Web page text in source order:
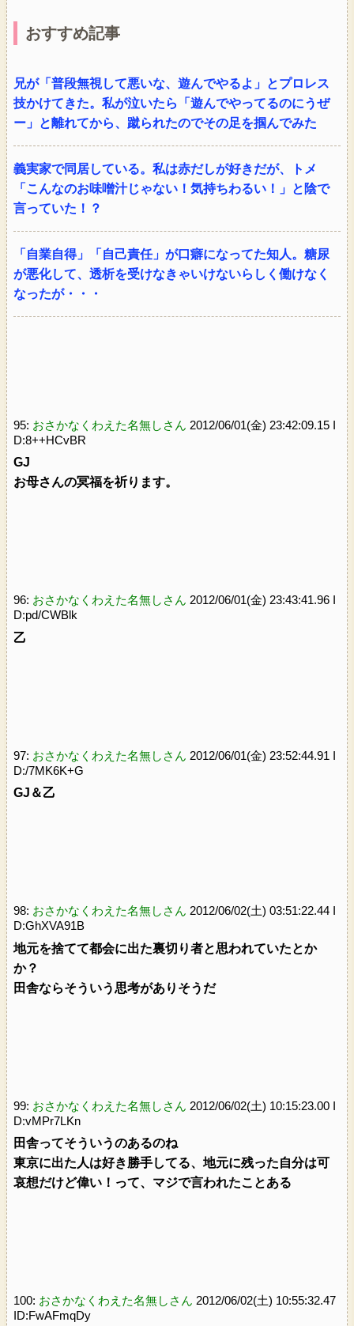
おすすめ記事
兄が「普段無視して悪いな、遊んでやるよ」とプロレス
技かけてきた。私が泣いたら「遊んでやってるのにうぜ
ー」と離れてから、蹴られたのでその足を掴んでみた
義実家で同居している。私は赤だしが好きだが、トメ
「こんなのお味噌汁じゃない！気持ちわるい！」と陰で
言っていた！？
「自業自得」「自己責任」が口癖になってた知人。糖尿
が悪化して、透析を受けなきゃいけないらしく働けなく
なったが・・・
95: おさかなくわえた名無しさん 2012/06/01(金) 23:42:09.15 I
D:8++HCvBR
GJ
お母さんの冥福を祈ります。
96: おさかなくわえた名無しさん 2012/06/01(金) 23:43:41.96 I
D:pd/CWBlk
乙
97: おさかなくわえた名無しさん 2012/06/01(金) 23:52:44.91 I
D:/7MK6K+G
GJ＆乙
98: おさかなくわえた名無しさん 2012/06/02(土) 03:51:22.44 I
D:GhXVA91B
地元を捨てて都会に出た裏切り者と思われていたとか
か？
田舎ならそういう思考がありそうだ
99: おさかなくわえた名無しさん 2012/06/02(土) 10:15:23.00 I
D:vMPr7LKn
田舎ってそういうのあるのね
東京に出た人は好き勝手してる、地元に残った自分は可
哀想だけど偉い！って、マジで言われたことある
100: おさかなくわえた名無しさん 2012/06/02(土) 10:55:32.47
ID:FwAFmqDy